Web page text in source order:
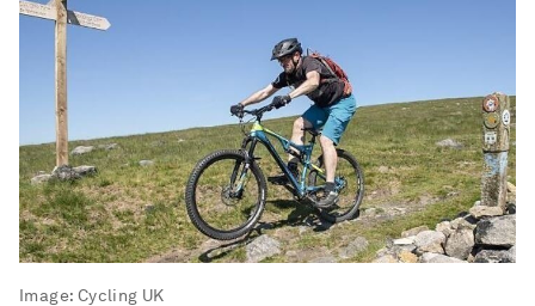
Image: Cycling UK